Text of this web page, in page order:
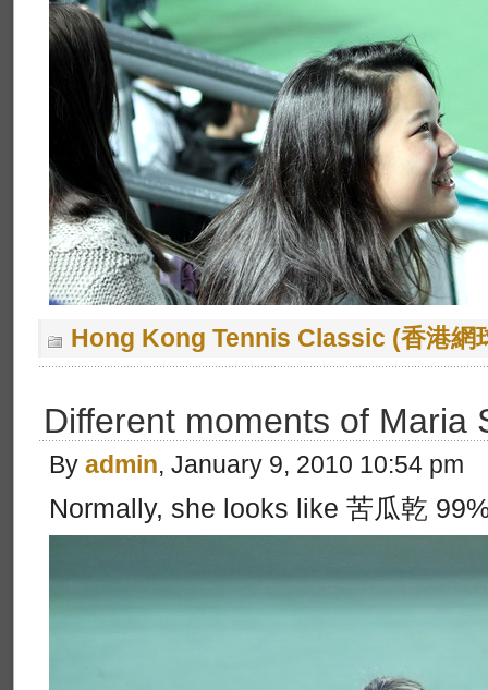
Hong Kong Tennis Classic (香港網
Different moments of Maria
By admin, January 9, 2010 10:54 pm
Normally, she looks like 苦瓜乾